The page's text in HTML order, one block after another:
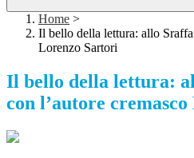
Home >
Il bello della lettura: allo
Lorenzo Sartori
Il bello della lettura:
con l’autore